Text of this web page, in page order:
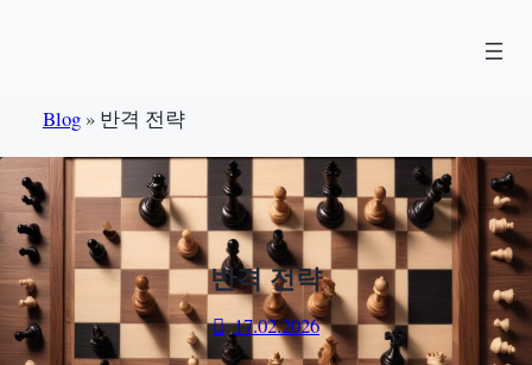
Blog» 반격 전략
반격 전략
17.02.2026